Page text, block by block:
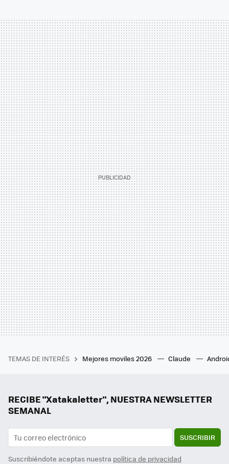
TEMAS DE INTERÉS Mejores moviles 2026 Claude
RECIBE "Xatakaletter", NUESTRA NEWSLETTER
SEMANAL
SUSCRIBIR
Suscribiéndote aceptas nuestra política de privacidad